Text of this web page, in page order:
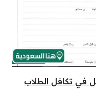
في تكافل الطلاب